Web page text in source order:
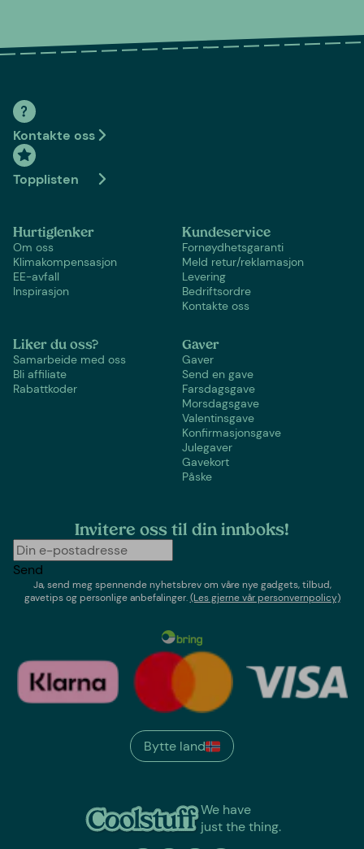
Kontakte oss
Topplisten
Hurtiglenker
Om oss
Klimakompensasjon
EE-avfall
Inspirasjon
Kundeservice
Fornøydhetsgaranti
Meld retur/reklamasjon
Levering
Bedriftsordre
Kontakte oss
Liker du oss?
Samarbeide med oss
Bli affiliate
Rabattkoder
Gaver
Gaver
Send en gave
Farsdagsgave
Morsdagsgave
Valentinsgave
Konfirmasjonsgave
Julegaver
Gavekort
Påske
Invitere oss til din innboks!
Send
Ja, send meg spennende nyhetsbrev om våre nye gadgets, tilbud,
gavetips og personlige anbefalinger.(Les gjerne vår personvernpolicy)
We have
just the thing.
Bytte land